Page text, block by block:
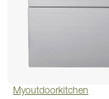
Myoutdoorkitchen